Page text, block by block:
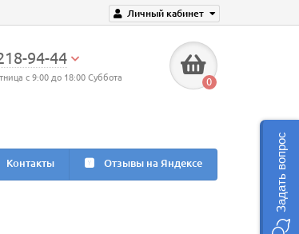
Личный кабинет
94-44
с 9:00 до 18:00 Суббота
0
Контакты Отзывы на Яндексе Задать вопрос